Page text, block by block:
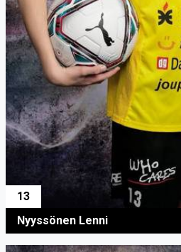
13
Nyyssönen Lenni